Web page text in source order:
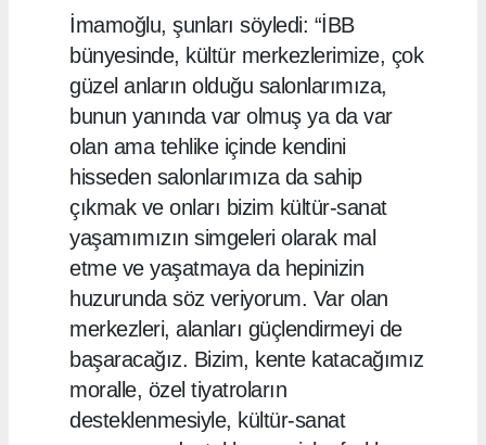
İmamoğlu, şunları söyledi: “İBB
bünyesinde, kültür merkezlerimize, çok
güzel anların olduğu salonlarımıza,
bunun yanında var olmuş ya da var
olan ama tehlike içinde kendini
hisseden salonlarımıza da sahip
çıkmak ve onları bizim kültür-sanat
yaşamımızın simgeleri olarak mal
etme ve yaşatmaya da hepinizin
huzurunda söz veriyorum. Var olan
merkezleri, alanları güçlendirmeyi de
başaracağız. Bizim, kente katacağımız
moralle, özel tiyatroların
desteklenmesiyle, kültür-sanat